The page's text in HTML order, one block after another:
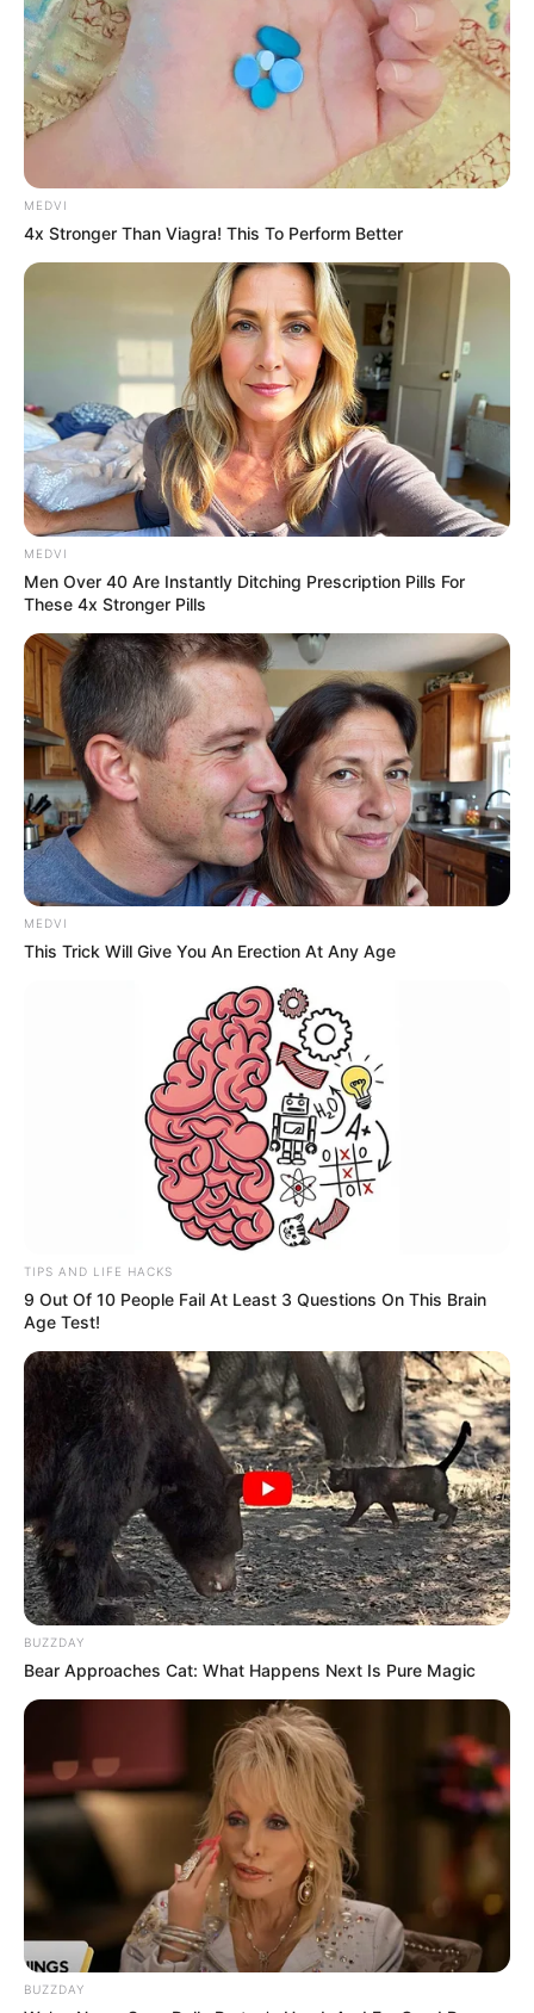
Dia D da Multivacinação em
Paraguaçu Paulista acontece
neste sábado (18), no CEM
Imunização é voltada para crianças e adolescentes.
Fonte: Da Redação/AsCom
VACINAÇÃO 17/10/2025
Share
MEDVI
4x Stronger Than Viagra! This To Perform Better
MEDVI
Men Over 40 Are Instantly Ditching Prescription Pills For
These 4x Stronger Pills
MEDVI
This Trick Will Give You An Erection At Any Age
TIPS AND LIFE HACKS
9 Out Of 10 People Fail At Least 3 Questions On This Brain
Age Test!
BUZZDAY
Bear Approaches Cat: What Happens Next Is Pure Magic
BUZZDAY